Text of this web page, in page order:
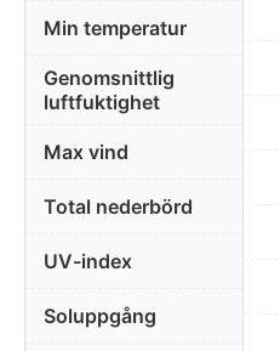
Min temperatur
Genomsnittlig
luftfuktighet
Max vind
Total nederbörd
UV-index
Soluppgång